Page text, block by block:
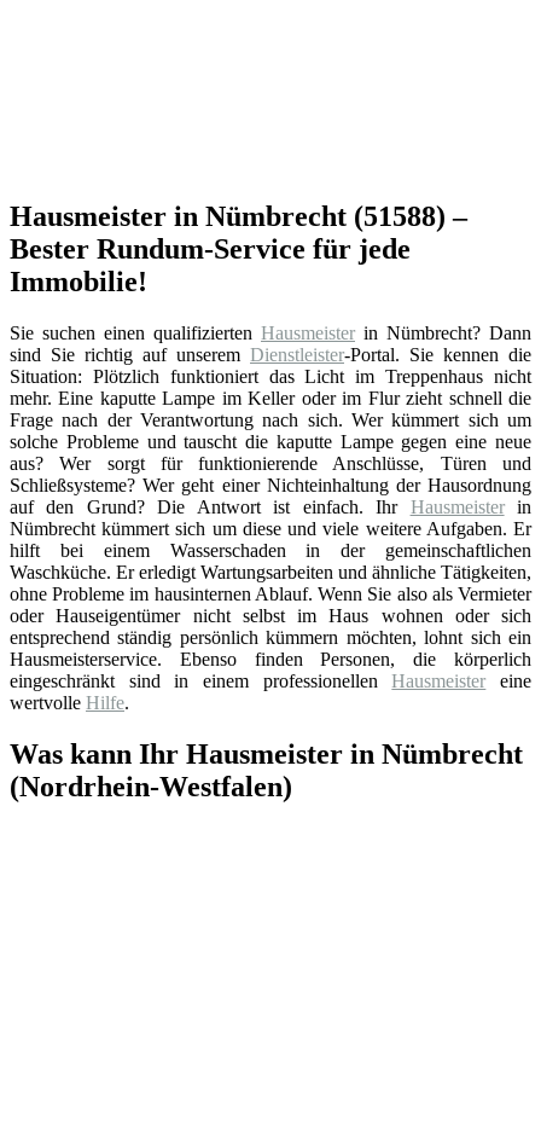
Hausmeister in Nümbrecht (51588) –
Bester Rundum-Service für jede
Immobilie!
Sie suchen einen qualifizierten Hausmeister in Nümbrecht? Dann
sind Sie richtig auf unserem Dienstleister-Portal. Sie kennen die
Situation: Plötzlich funktioniert das Licht im Treppenhaus nicht
mehr. Eine kaputte Lampe im Keller oder im Flur zieht schnell die
Frage nach der Verantwortung nach sich. Wer kümmert sich um
solche Probleme und tauscht die kaputte Lampe gegen eine neue
aus? Wer sorgt für funktionierende Anschlüsse, Türen und
Schließsysteme? Wer geht einer Nichteinhaltung der Hausordnung
auf den Grund? Die Antwort ist einfach. Ihr Hausmeisterin
Nümbrecht kümmert sich um diese und viele weitere Aufgaben. Er
hilft bei einem Wasserschaden in der gemeinschaftlichen
Waschküche. Er erledigt Wartungsarbeiten und ähnliche Tätigkeiten,
ohne Probleme im hausinternen Ablauf. Wenn Sie also als Vermieter
oder Hauseigentümer nicht selbst im Haus wohnen oder sich
entsprechend ständig persönlich kümmern möchten, lohnt sich ein
Hausmeisterservice. Ebenso finden Personen, die körperlich
eingeschränkt sind in einem professionellenHausmeister eine
wertvolle Hilfe.
Was kann Ihr Hausmeister in Nümbrecht
(Nordrhein-Westfalen)